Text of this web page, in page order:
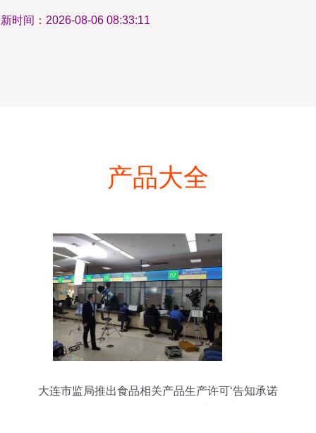
时间：2026-08-06 08:33:11
产品大全
大连市监局推出食品相关产品生产许可‘告知承诺